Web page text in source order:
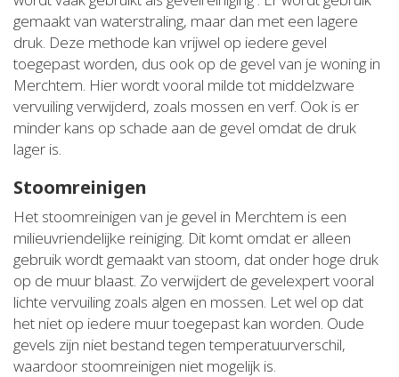
gemaakt van waterstraling, maar dan met een lagere
druk. Deze methode kan vrijwel op iedere gevel
toegepast worden, dus ook op de gevel van je woning in
Merchtem. Hier wordt vooral milde tot middelzware
vervuiling verwijderd, zoals mossen en verf. Ook is er
minder kans op schade aan de gevel omdat de druk
lager is.
Stoomreinigen
Het stoomreinigen van je gevel in Merchtem is een
milieuvriendelijke reiniging. Dit komt omdat er alleen
gebruik wordt gemaakt van stoom, dat onder hoge druk
op de muur blaast. Zo verwijdert de gevelexpert vooral
lichte vervuiling zoals algen en mossen. Let wel op dat
het niet op iedere muur toegepast kan worden. Oude
gevels zijn niet bestand tegen temperatuurverschil,
waardoor stoomreinigen niet mogelijk is.